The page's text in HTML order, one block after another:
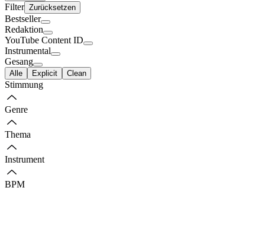
Filter Zurücksetzen
Bestseller
Redaktion
YouTube Content ID
Instrumental
Gesang
Alle Explicit Clean
Stimmung
Genre
Thema
Instrument
BPM